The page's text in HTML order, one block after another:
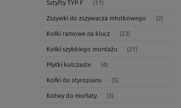
Sztyfty TYP F
(11)
Zszywki do zszywacza młotkowego
(2)
Kołki ramowe na klucz
(23)
Kołki szybkiego montażu
(21)
Płytki kolczaste
(4)
Kołki do styropianu
(5)
Kotwy do murłaty
(3)